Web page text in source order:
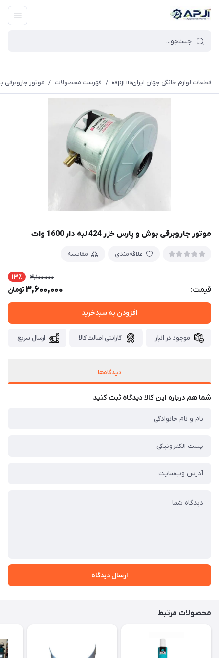
قطعات یدکی و جانبی لوازم خانگی جهان ایران
قطعات لوازم خانگی جهان ایران«apji.ir» / فهرست محصولات / موتور جاروبرقی بوش و
موتور جاروبرقی بوش و پارس خزر 424 لبه دار 1600 وات
علاقه‌مندی مقایسه
قیمت:
4,100,000 13٪
3,600,000تومان
افزودن به سبدخرید
موجود در انبار گارانتی اصالت کالا ارسال سریع
دیدگاه‌ها
شما هم درباره این کالا دیدگاه ثبت کنید
ارسال دیدگاه
محصولات مرتبط